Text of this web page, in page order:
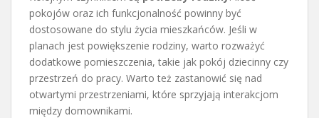
pokojów oraz ich funkcjonalność powinny być
dostosowane do stylu życia mieszkańców. Jeśli w
planach jest powiększenie rodziny, warto rozważyć
dodatkowe pomieszczenia, takie jak pokój dziecinny czy
przestrzeń do pracy. Warto też zastanowić się nad
otwartymi przestrzeniami, które sprzyjają interakcjom
między domownikami.